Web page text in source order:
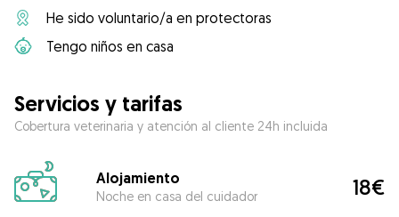
He sido voluntario/a en protectoras
Tengo niños en casa
Servicios y tarifas
Cobertura veterinaria y atención al cliente 24h incluida
Alojamiento
Noche en casa del cuidador 18€